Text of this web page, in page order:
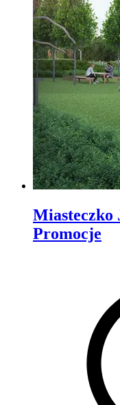
Miasteczko
Promocje